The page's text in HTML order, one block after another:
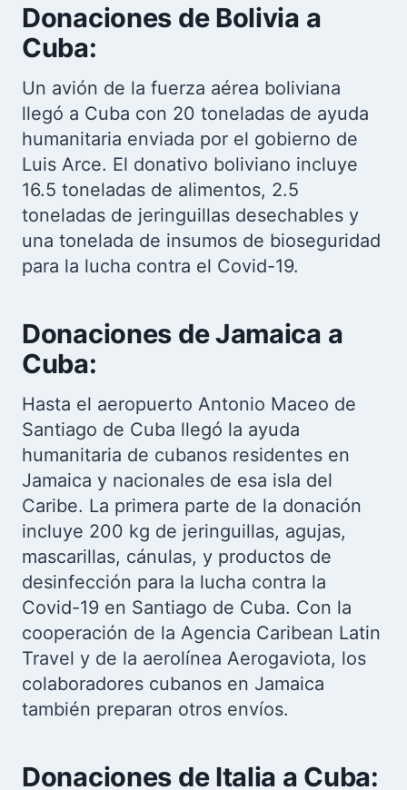
Donaciones de Bolivia a
Cuba:
Un avión de la fuerza aérea boliviana
llegó a Cuba con 20 toneladas de ayuda
humanitaria enviada por el gobierno de
Luis Arce. El donativo boliviano incluye
16.5 toneladas de alimentos, 2.5
toneladas de jeringuillas desechables y
una tonelada de insumos de bioseguridad
para la lucha contra el Covid-19.
Donaciones de Jamaica a
Cuba:
Hasta el aeropuerto Antonio Maceo de
Santiago de Cuba llegó la ayuda
humanitaria de cubanos residentes en
Jamaica y nacionales de esa isla del
Caribe. La primera parte de la donación
incluye 200 kg de jeringuillas, agujas,
mascarillas, cánulas, y productos de
desinfección para la lucha contra la
Covid-19 en Santiago de Cuba. Con la
cooperación de la Agencia Caribean Latin
Travel y de la aerolínea Aerogaviota, los
colaboradores cubanos en Jamaica
también preparan otros envíos.
Donaciones de Italia a Cuba: